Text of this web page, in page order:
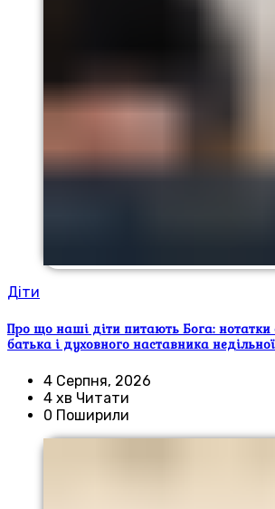
Діти
Про що наші діти питають Бога:
батька і духовного наставника
4 Серпня, 2026
4 хв Читати
0 Поширили